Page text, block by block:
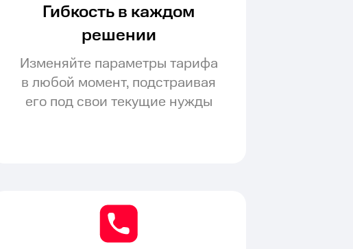
Гибкость в каждом
решении
Изменяйте параметры тарифа
в любой момент, подстраивая
его под свои текущие нужды